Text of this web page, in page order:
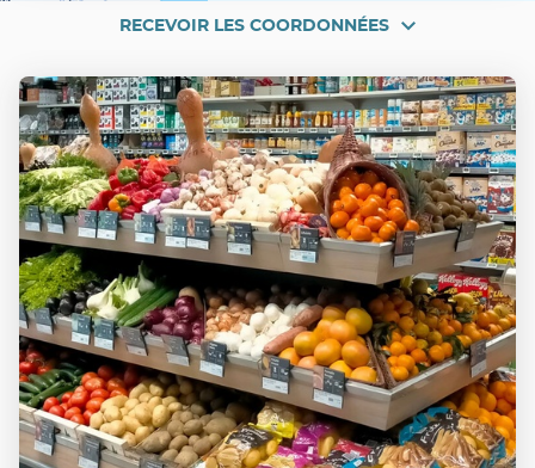
UTILE
RECEVOIR LES COORDONNÉES
RECEVOIR
COORDONNÉES